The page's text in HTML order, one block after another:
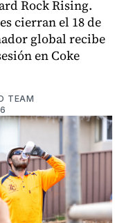
Rock Rising.
cierran el 18 de
global recibe
en Coke
TEAM